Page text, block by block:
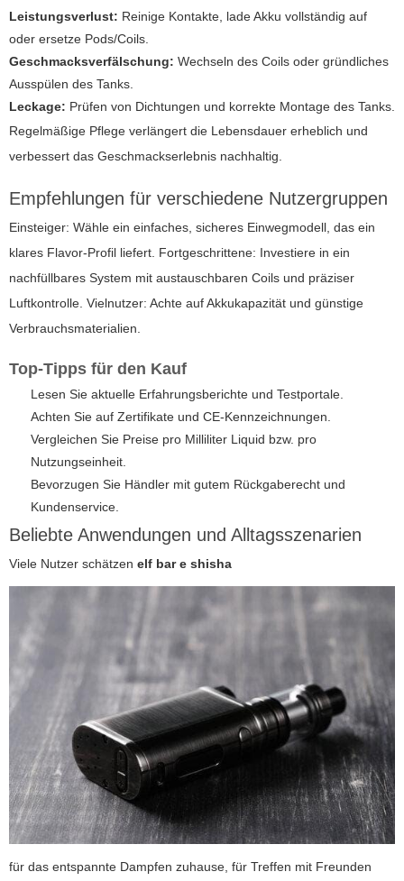
Leistungsverlust: Reinige Kontakte, lade Akku vollständig auf
oder ersetze Pods/Coils.
Geschmacksverfälschung: Wechseln des Coils oder gründliches
Ausspülen des Tanks.
Leckage: Prüfen von Dichtungen und korrekte Montage des Tanks.
Regelmäßige Pflege verlängert die Lebensdauer erheblich und
verbessert das Geschmackserlebnis nachhaltig.
Empfehlungen für verschiedene Nutzergruppen
Einsteiger: Wähle ein einfaches, sicheres Einwegmodell, das ein
klares Flavor-Profil liefert. Fortgeschrittene: Investiere in ein
nachfüllbares System mit austauschbaren Coils und präziser
Luftkontrolle. Vielnutzer: Achte auf Akkukapazität und günstige
Verbrauchsmaterialien.
Top-Tipps für den Kauf
Lesen Sie aktuelle Erfahrungsberichte und Testportale.
Achten Sie auf Zertifikate und CE-Kennzeichnungen.
Vergleichen Sie Preise pro Milliliter Liquid bzw. pro
Nutzungseinheit.
Bevorzugen Sie Händler mit gutem Rückgaberecht und
Kundenservice.
Beliebte Anwendungen und Alltagsszenarien
Viele Nutzer schätzen elf bar e shisha
für das entspannte Dampfen zuhause, für Treffen mit Freunden